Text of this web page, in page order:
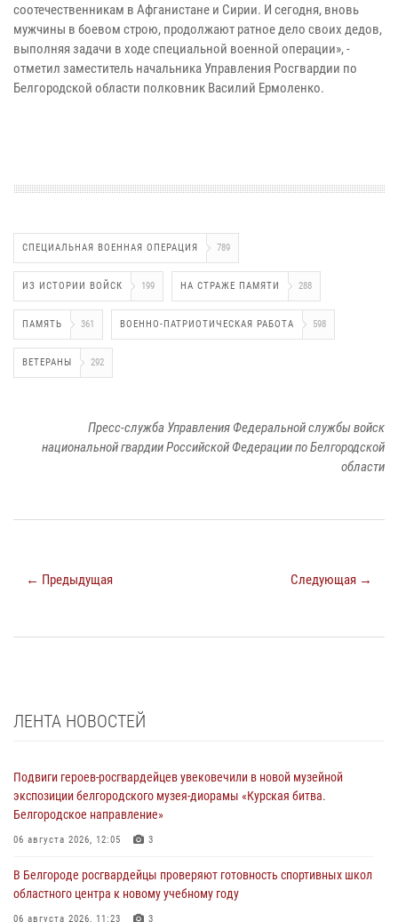
соотечественникам в Афганистане и Сирии. И сегодня, вновь
мужчины в боевом строю, продолжают ратное дело своих дедов,
выполняя задачи в ходе специальной военной операции», -
отметил заместитель начальника Управления Росгвардии по
Белгородской области полковник Василий Ермоленко.
СПЕЦИАЛЬНАЯ ВОЕННАЯ ОПЕРАЦИЯ 789
ИЗ ИСТОРИИ ВОЙСК 199 НА СТРАЖЕ ПАМЯТИ 288
ПАМЯТЬ 361 ВОЕННО-ПАТРИОТИЧЕСКАЯ РАБОТА 598
ВЕТЕРАНЫ 292
Пресс-служба Управления Федеральной службы войск
национальной гвардии Российской Федерации по Белгородской
области
← Предыдущая Следующая →
ЛЕНТА НОВОСТЕЙ
Подвиги героев‑росгвардейцев увековечили в новой музейной
экспозиции белгородского музея‑диорамы «Курская битва.
Белгородское направление»
06 августа 2026, 12:05 3
В Белгороде росгвардейцы проверяют готовность спортивных школ
областного центра к новому учебному году
06 августа 2026, 11:23 3